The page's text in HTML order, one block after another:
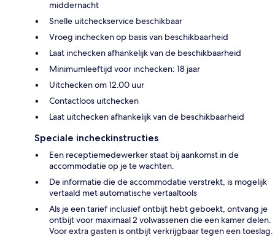
middernacht
Snelle uitcheckservice beschikbaar
Vroeg inchecken op basis van beschikbaarheid
Laat inchecken afhankelijk van de beschikbaarheid
Minimumleeftijd voor inchecken: 18 jaar
Uitchecken om 12.00 uur
Contactloos uitchecken
Laat uitchecken afhankelijk van de beschikbaarheid
Speciale incheckinstructies
Een receptiemedewerker staat bij aankomst in de
accommodatie op je te wachten.
De informatie die de accommodatie verstrekt, is mogelijk
vertaald met automatische vertaaltools
Als je een tarief inclusief ontbijt hebt geboekt, ontvang je
ontbijt voor maximaal 2 volwassenen die een kamer delen.
Voor extra gasten is ontbijt verkrijgbaar tegen een toeslag.